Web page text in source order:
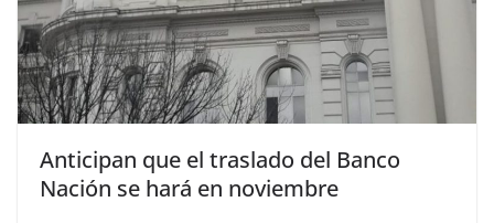
Anticipan que el traslado del Banco
Nación se hará en noviembre